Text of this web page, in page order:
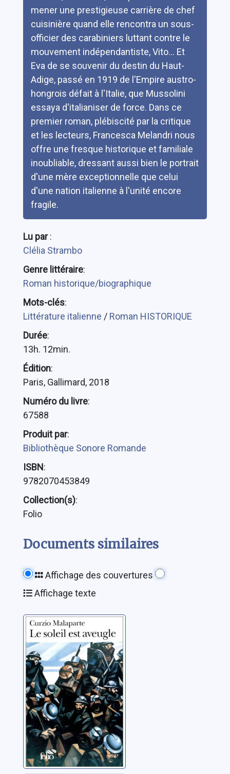
mener une prestigieuse carrière de chef
cuisinière quand elle rencontra un sous-
officier des carabiniers luttant contre le
mouvement indépendantiste, Vito... Et
Eva de se souvenir du destin du Haut-
Adige, passé en 1919 de l'Empire austro-
hongrois défait à l'Italie, que Mussolini
essaya d'italianiser de force. Dans ce
premier roman, plébiscité par la critique
et les lecteurs, Francesca Melandri nous
offre une fresque historique et familiale
inoubliable, dressant aussi bien le portrait
d'une mère exceptionnelle que celui
d'une nation italienne à l'unité encore
fragile.
Lu par:
Clélia Strambo
Genre littéraire:
Roman historique/biographique
Mots-clés:
Littérature italienne / Roman HISTORIQUE
Durée:
13h. 12min.
Édition:
Paris, Gallimard, 2018
Numéro du livre:
67588
Produit par:
Bibliothèque Sonore Romande
ISBN:
9782070453849
Collection(s):
Folio
Documents similaires
Affichage des couvertures
Affichage texte
Le soleil est
aveugle
Malaparte, Curzio